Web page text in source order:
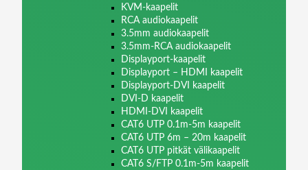
KVM-kaapelit
RCA audiokaapelit
3.5mm audiokaapelit
3.5mm-RCA audiokaapelit
Displayport-kaapelit
Displayport – HDMI kaapelit
Displayport-DVI kaapelit
DVI-D kaapelit
HDMI-DVI kaapelit
CAT6 UTP 0.1m-5m kaapelit
CAT6 UTP 6m – 20m kaapelit
CAT6 UTP pitkät välikaapelit
CAT6 S/FTP 0.1m-5m kaapelit